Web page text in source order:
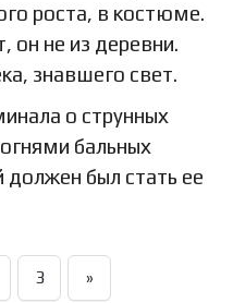
роста, в костюме.
не из деревни.
знавшего свет.
о струнных
бальных
должен был стать ее
3 »